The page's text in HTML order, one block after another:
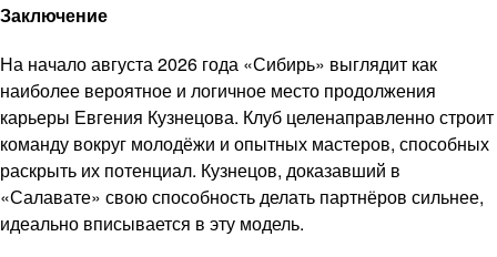
Заключение
На начало августа 2026 года «Сибирь» выглядит как
наиболее вероятное и логичное место продолжения
карьеры Евгения Кузнецова. Клуб целенаправленно строит
команду вокруг молодёжи и опытных мастеров, способных
раскрыть их потенциал. Кузнецов, доказавший в
«Салавате» свою способность делать партнёров сильнее,
идеально вписывается в эту модель.